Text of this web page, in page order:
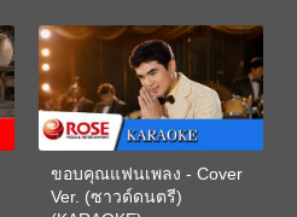
ขอบคุณแฟนเพลง - Cover
Ver. (ซาวด์ดนตรี)